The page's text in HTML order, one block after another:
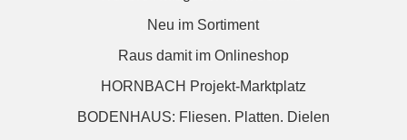
Neu im Sortiment
Raus damit im Onlineshop
HORNBACH Projekt-Marktplatz
BODENHAUS: Fliesen. Platten. Dielen